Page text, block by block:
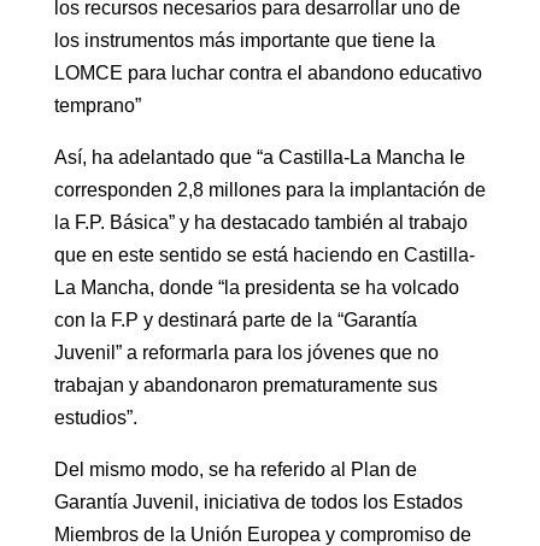
los recursos necesarios para desarrollar uno de
los instrumentos más importante que tiene la
LOMCE para luchar contra el abandono educativo
temprano”
Así, ha adelantado que “a Castilla-La Mancha le
corresponden 2,8 millones para la implantación de
la F.P. Básica” y ha destacado también al trabajo
que en este sentido se está haciendo en Castilla-
La Mancha, donde “la presidenta se ha volcado
con la F.P y destinará parte de la “Garantía
Juvenil” a reformarla para los jóvenes que no
trabajan y abandonaron prematuramente sus
estudios”.
Del mismo modo, se ha referido al Plan de
Garantía Juvenil, iniciativa de todos los Estados
Miembros de la Unión Europea y compromiso de